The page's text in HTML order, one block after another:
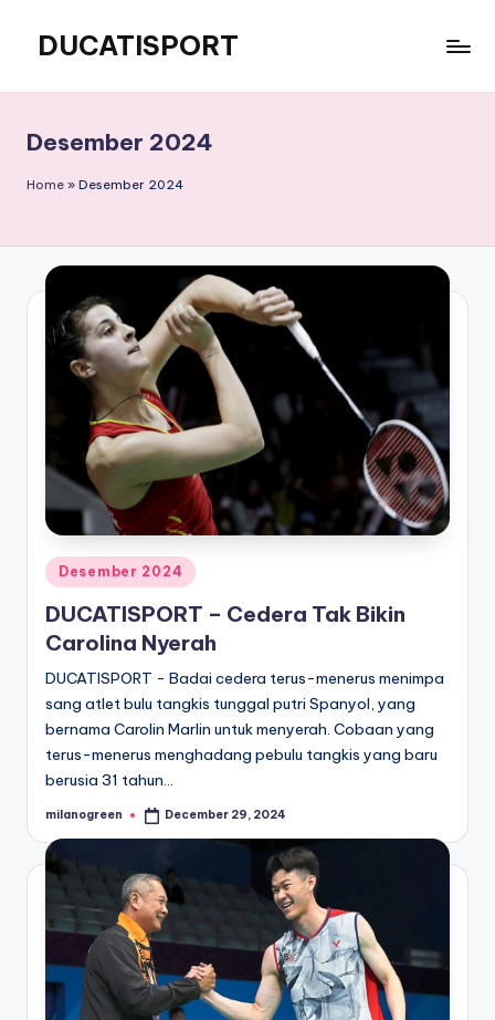
content
DUCATISPORT
Tangkis
Desember 2024
Home » Desember 2024
Posted
in
Desember 2024
DUCATISPORT – Cedera Tak Bikin
Carolina Nyerah
DUCATISPORT - Badai cedera terus-menerus menimpa
sang atlet bulu tangkis tunggal putri Spanyol, yang
bernama Carolin Marlin untuk menyerah. Cobaan yang
terus-menerus menghadang pebulu tangkis yang baru
berusia 31 tahun…
Posted
milanogreen December 29, 2024